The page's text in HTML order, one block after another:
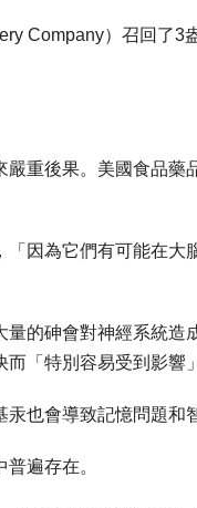
Company）召回了
重後果。美國食品
「因為它們有可能
的砷會對神經系統
「特別容易受到影響
也會導致記憶問題和
遍存在。